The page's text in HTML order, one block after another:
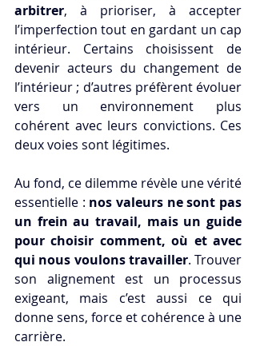
arbitrer, à prioriser, à accepter
l’imperfection tout en gardant un cap
intérieur. Certains choisissent de
devenir acteurs du changement de
l’intérieur ; d’autres préfèrent évoluer
vers un environnement plus
cohérent avec leurs convictions. Ces
deux voies sont légitimes.
Au fond, ce dilemme révèle une vérité
essentielle : nos valeurs ne sont pas
un frein au travail, mais un guide
pour choisir comment, où et avec
qui nous voulons travailler. Trouver
son alignement est un processus
exigeant, mais c’est aussi ce qui
donne sens, force et cohérence à une
carrière.